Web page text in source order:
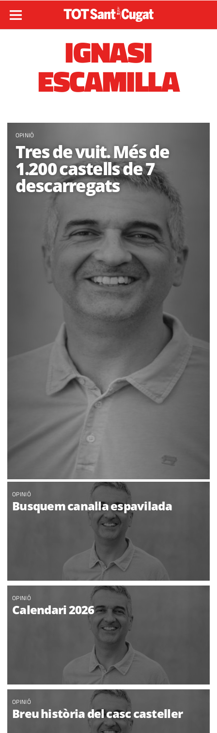
IGNASI
ESCAMILLA
OPINIÓ
Tres de vuit. Més de
1.200 castells de 7
descarregats
OPINIÓ
Busquem canalla espavilada
OPINIÓ
Calendari 2026
OPINIÓ
Breu història del casc casteller